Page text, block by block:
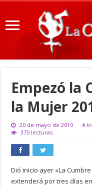
Empezó la
la Mujer
20 de mayo de 2010
A
375 lecturas
Dió inicio ayer «La
extenderá por tres días